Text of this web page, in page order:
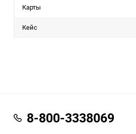
Карты
Кейс
8-800-3338069